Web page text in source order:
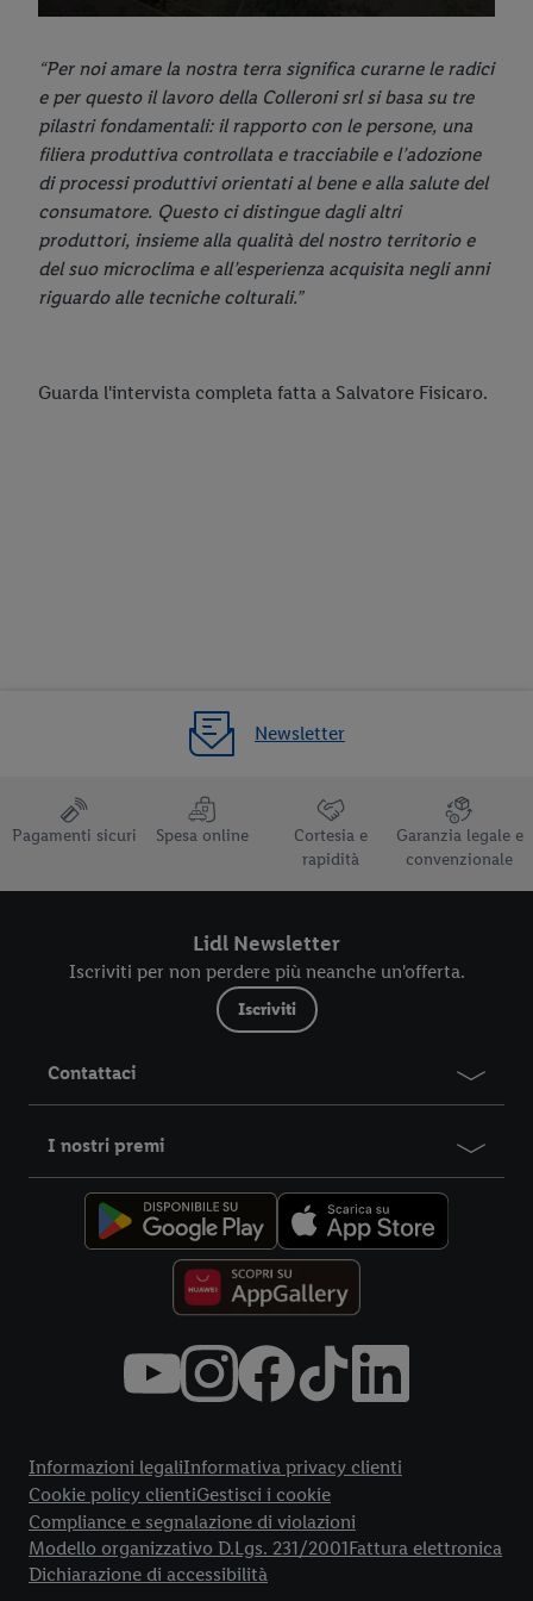
“Per noi amare la nostra terra significa curarne le radici
e per questo il lavoro della Colleroni srl si basa su tre
pilastri fondamentali: il rapporto con le persone, una
filiera produttiva controllata e tracciabile e l’adozione
di processi produttivi orientati al bene e alla salute del
consumatore. Questo ci distingue dagli altri
produttori, insieme alla qualità del nostro territorio e
del suo microclima e all’esperienza acquisita negli anni
riguardo alle tecniche colturali.”
Guarda l'intervista completa fatta a Salvatore Fisicaro.
Newsletter
Pagamenti sicuri Spesa online
Cortesia e
rapidità
Garanzia legale e
convenzionale
Lidl Newsletter
Iscriviti per non perdere più neanche un'offerta.
Iscriviti
Contattaci
I nostri premi
Informazioni legaliInformativa privacy clienti
Cookie policy clientiGestisci i cookie
Compliance e segnalazione di violazioni
Modello organizzativo D.Lgs. 231/2001Fattura elettronica
Dichiarazione di accessibilità